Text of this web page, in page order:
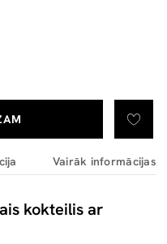
Vairāk informācijas
kokteilis ar